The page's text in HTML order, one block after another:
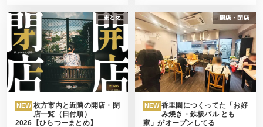
まとめ
NEW 枚方市内と近隣の開店・閉
店一覧（日付順）
2026【ひらつーまとめ】
開店・閉店
NEW 香里園につくってた「お好
み焼き・鉄板バル とも
家」がオープンしてる